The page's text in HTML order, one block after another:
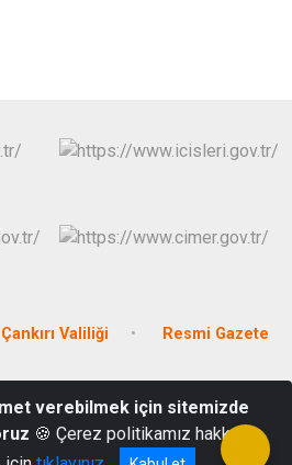
Çankırı Valiliği Resmi Gazete
Çankırı
03765181001
verebilmek için sitemizde
🍪 Çerez politikamız hakkında